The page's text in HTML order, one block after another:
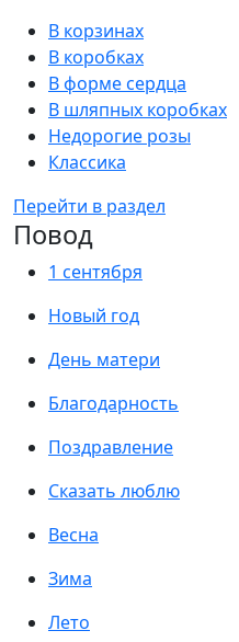
В корзинах
В коробках
В форме сердца
В шляпных коробках
Недорогие розы
Классика
Перейти в раздел
Повод
1 сентября
Новый год
День матери
Благодарность
Поздравление
Сказать люблю
Весна
Зима
Лето